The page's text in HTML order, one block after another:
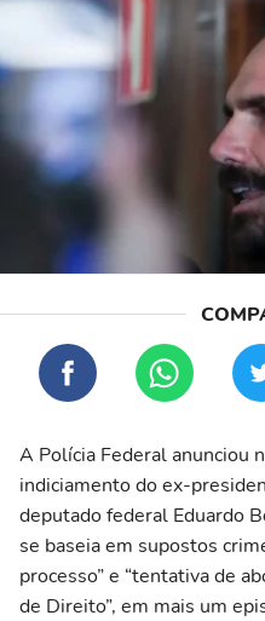
A Polícia Federal anunciou
indiciamento do ex-
deputado federal Eduardo
se baseia em supostos
processo” e “tentativa de
de Direito”, em mais um